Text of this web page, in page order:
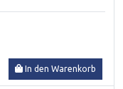
In den Warenkorb